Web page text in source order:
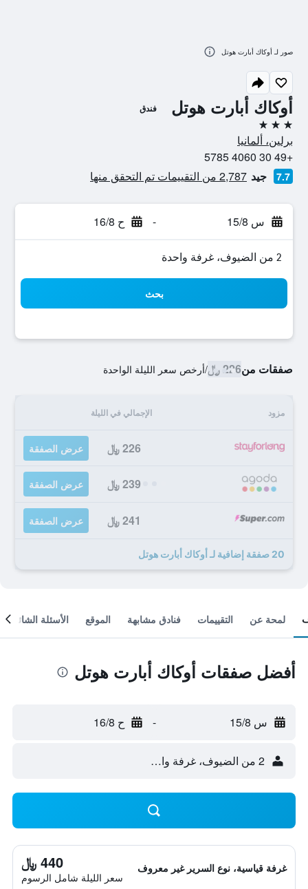
أوكاك أبارت هوتل فندق
3 نجوم
برلين، ألمانيا
+49 30 4060 5785
7.7 جيد 2,787 من التقييمات تم التحقق منها
س 15/8 - ح 16/8
2 من الضيوف، غرفة واحدة
بحث
صفقات من226 ﷼ /أرخص سعر الليلة الواحدة
مزود الإجمالي في الليلة
226 ﷼ عرض الصفقة
239 ﷼ عرض الصفقة
241 ﷼ عرض الصفقة
20 صفقة إضافية لـ أوكاك أبارت هوتل
صور لـ أوكاك أبارت هوتل
لمحة عن التقييمات فنادق مشابهة الموقع الأسئلة الشائعة
أفضل صفقات أوكاك أبارت هوتل
س 15/8 - ح 16/8
2 من الضيوف، غرفة واحدة
غرفة قياسية، نوع السرير غير معروف 440 ﷼
سعر الليلة شامل الرسوم